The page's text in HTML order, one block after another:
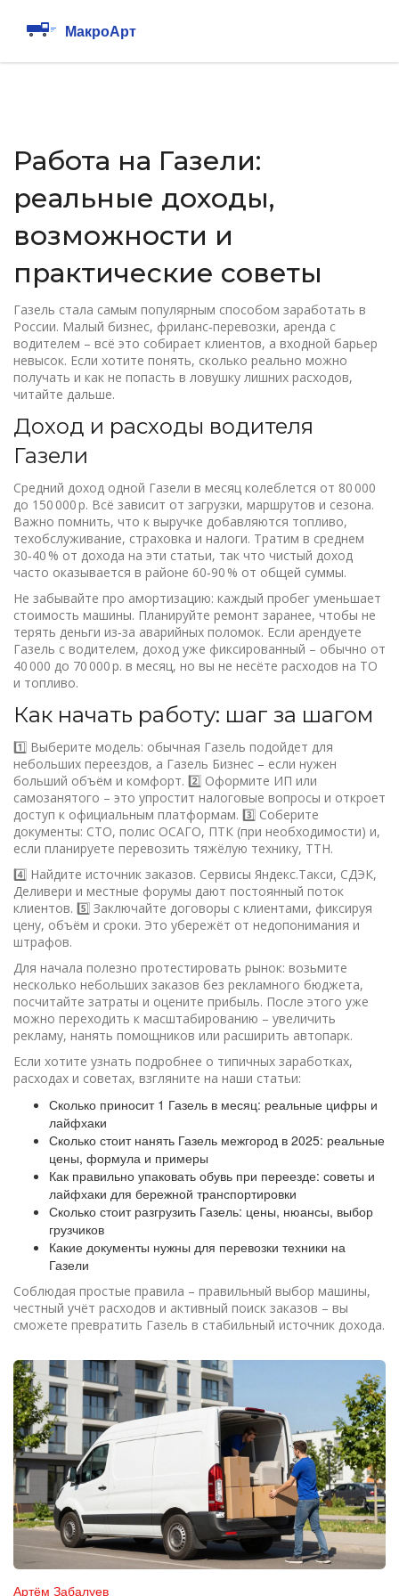
Работа на Газели:
реальные доходы,
возможности и
практические советы
Газель стала самым популярным способом заработать в
России. Малый бизнес, фриланс‑перевозки, аренда с
водителем – всё это собирает клиентов, а входной барьер
невысок. Если хотите понять, сколько реально можно
получать и как не попасть в ловушку лишних расходов,
читайте дальше.
Доход и расходы водителя
Газели
Средний доход одной Газели в месяц колеблется от 80 000
до 150 000 р. Всё зависит от загрузки, маршрутов и сезона.
Важно помнить, что к выручке добавляются топливо,
техобслуживание, страховка и налоги. Тратим в среднем
30‑40 % от дохода на эти статьи, так что чистый доход
часто оказывается в районе 60‑90 % от общей суммы.
Не забывайте про амортизацию: каждый пробег уменьшает
стоимость машины. Планируйте ремонт заранее, чтобы не
терять деньги из‑за аварийных поломок. Если арендуете
Газель с водителем, доход уже фиксированный – обычно от
40 000 до 70 000 р. в месяц, но вы не несёте расходов на ТО
и топливо.
Как начать работу: шаг за шагом
1️⃣ Выберите модель: обычная Газель подойдет для
небольших переездов, а Газель Бизнес – если нужен
больший объём и комфорт. 2️⃣ Оформите ИП или
самозанятого – это упростит налоговые вопросы и откроет
доступ к официальным платформам. 3️⃣ Соберите
документы: СТО, полис ОСАГО, ПТК (при необходимости) и,
если планируете перевозить тяжёлую технику, ТТН.
4️⃣ Найдите источник заказов. Сервисы Яндекс.Такси, СДЭК,
Деливери и местные форумы дают постоянный поток
клиентов. 5️⃣ Заключайте договоры с клиентами, фиксируя
цену, объём и сроки. Это убережёт от недопонимания и
штрафов.
Для начала полезно протестировать рынок: возьмите
несколько небольших заказов без рекламного бюджета,
посчитайте затраты и оцените прибыль. После этого уже
можно переходить к масштабированию – увеличить
рекламу, нанять помощников или расширить автопарк.
Если хотите узнать подробнее о типичных заработках,
расходах и советах, взгляните на наши статьи:
Сколько приносит 1 Газель в месяц: реальные цифры и
лайфхаки
Сколько стоит нанять Газель межгород в 2025: реальные
цены, формула и примеры
Как правильно упаковать обувь при переезде: советы и
лайфхаки для бережной транспортировки
Сколько стоит разгрузить Газель: цены, нюансы, выбор
грузчиков
Какие документы нужны для перевозки техники на
Газели
Соблюдая простые правила – правильный выбор машины,
честный учёт расходов и активный поиск заказов – вы
сможете превратить Газель в стабильный источник дохода.
Артём Забалуев